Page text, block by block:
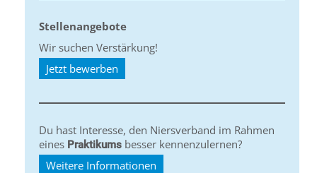
Stellenangebote
Wir suchen Verstärkung!
Jetzt bewerben
Du hast Interesse, den Niersverband im Rahmen
eines Praktikums besser kennenzulernen?
Weitere Informationen